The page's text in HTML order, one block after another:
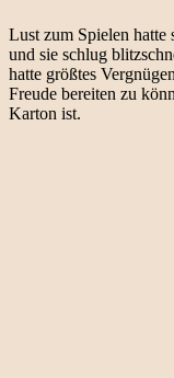
Lust zum Spielen hatte
und sie schlug
hatte größtes
Freude bereiten zu
Karton ist.